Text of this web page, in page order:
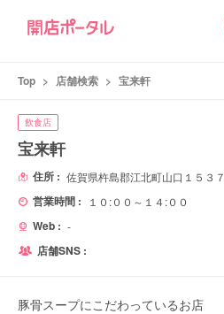
Top > 店舗検索 > 宝来軒
飲食店
宝来軒
住所 : 佐賀県杵島郡江北町山口１５３７
営業時間 : １０:００～１４:００
Web : -
店舗SNS :
豚骨スープにこだわっているお店